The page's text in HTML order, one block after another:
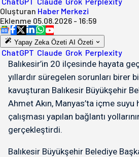
Oluşturan Haber Merkezi
Eklenme 05.08.2026 - 16:59
Yapay Zeka Özeti AI Özeti
ChatGPT Claude Grok Perplexity
Balıkesir’in 20 ilçesinde hayata
yıllardır süregelen sorunları birer
kavuşturan Balıkesir Büyükşehir
Ahmet Akın, Manyas’ta içme suyu
çalışması yapılan bağlantı yollarının
gerçekleştirdi.
Balıkesir Büyükşehir Belediye